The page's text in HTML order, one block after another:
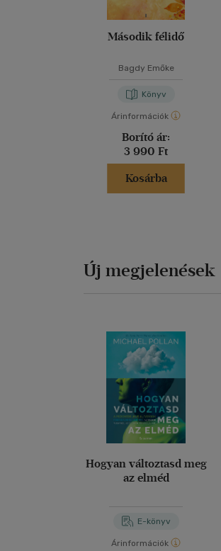
Második félidő
Bagdy Emőke
Könyv
Árinformációk
Borító ár:
3 990 Ft
Kosárba
Új megjelenések
Hogyan változtasd meg
az elméd
E-könyv
Árinformációk